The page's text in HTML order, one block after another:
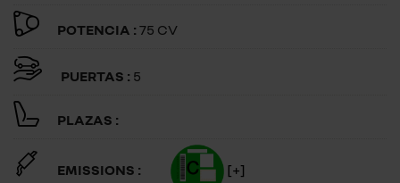
POTENCIA : 75 CV
PUERTAS : 5
PLAZAS :
EMISSIONS : [+]